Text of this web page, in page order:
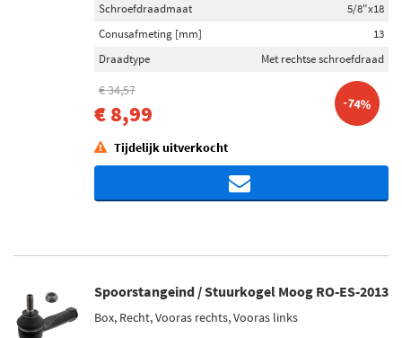
Vooras links (1)
Vooras rechts (1)
Schroefdraadmaat
5/8"x18
Conusafmeting [mm]
13
Draadtype
Met rechtse schroefdraad
€ 34,57
€ 8,99 -74%
Tijdelijk uitverkocht
Spoorstangeind / Stuurkogel Moog RO-ES-2013
Box, Recht, Vooras rechts, Vooras links